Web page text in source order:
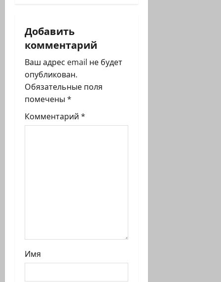
я
з
а
п
и
с
Добавить
комментарий
Ваш адрес email не будет
опубликован.
Обязательные поля
помечены *
Комментарий *
Имя